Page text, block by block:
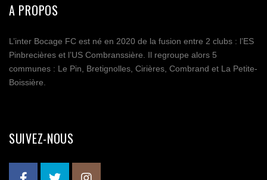
A PROPOS
L’inter Bocage FC est né en 2020 de la fusion entre 2 clubs : l’ES
Pinbrecières et l’US Combranssière. Il regroupe alors 5
communes : Le Pin, Bretignolles, Cirières, Combrand et La Petite-
Boissière.
SUIVEZ-NOUS